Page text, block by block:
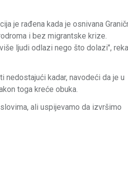
je rađena kada je osnivana
i bez migrantske krize.
ljudi odlazi nego što dolazi",
kadar, navodeći da je u
toga kreće obuka.
ali uspijevamo da izvršimo